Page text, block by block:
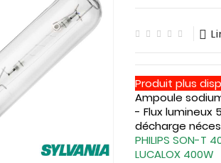
Produit plus
Ampoule
- Flux lumineux
décharge
PHILIPS SON-T
LUCALOX 400W